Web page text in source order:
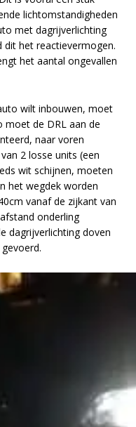
lichtomstandigheden
met dagrijverlichting
dit het reactievermogen.
het aantal ongevallen
wilt inbouwen, moet
moet de DRL aan de
naar voren
2 losse units (een
wit schijnen, moeten
het wegdek worden
vanaf de zijkant van
onderling
dagrijverlichting doven